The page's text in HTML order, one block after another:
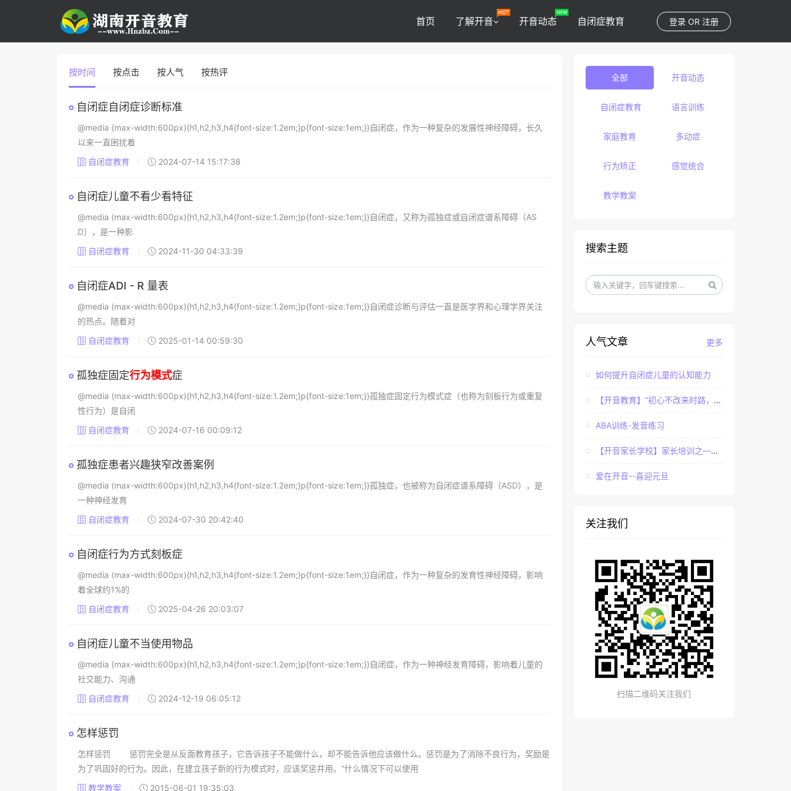
登录 OR 注册
首页 了解开音 开音动态 自闭症教育
按时间 按点击 按人气 按热评
自闭症自闭症诊断标准
@media (max-width:600px){h1,h2,h3,h4{font-size:1.2em;}p{font-size:1em;}}自闭症，作为一种复杂的发展性神经障碍，长久
以来一直困扰着
自闭症教育
2024-07-14 15:17:38
自闭症儿童不看少看特征
@media (max-width:600px){h1,h2,h3,h4{font-size:1.2em;}p{font-size:1em;}}自闭症，又称为孤独症或自闭症谱系障碍（AS
D），是一种影
自闭症教育
2024-11-30 04:33:39
自闭症ADI - R 量表
@media (max-width:600px){h1,h2,h3,h4{font-size:1.2em;}p{font-size:1em;}}自闭症诊断与评估一直是医学界和心理学界关注
的热点。随着对
自闭症教育
2025-01-14 00:59:30
孤独症固定行为模式症
@media (max-width:600px){h1,h2,h3,h4{font-size:1.2em;}p{font-size:1em;}}孤独症固定行为模式症（也称为刻板行为或重复
性行为）是自闭
自闭症教育
2024-07-16 00:09:12
孤独症患者兴趣狭窄改善案例
@media (max-width:600px){h1,h2,h3,h4{font-size:1.2em;}p{font-size:1em;}}孤独症，也被称为自闭症谱系障碍（ASD），是
一种神经发育
自闭症教育
2024-07-30 20:42:40
自闭症行为方式刻板症
@media (max-width:600px){h1,h2,h3,h4{font-size:1.2em;}p{font-size:1em;}}自闭症，作为一种复杂的发育性神经障碍，影响
着全球约1%的
自闭症教育
2025-04-26 20:03:07
自闭症儿童不当使用物品
@media (max-width:600px){h1,h2,h3,h4{font-size:1.2em;}p{font-size:1em;}}自闭症，作为一种神经发育障碍，影响着儿童的
社交能力、沟通
自闭症教育
2024-12-19 06:05:12
怎样惩罚
怎样惩罚 惩罚完全是从反面教育孩子，它告诉孩子不能做什么，却不能告诉他应该做什么。惩罚是为了消除不良行为，奖励是
为了巩固好的行为。因此，在建立孩子新的行为模式时，应该奖惩并用。“什么情况下可以使用
教学教案
2015-06-01 19:35:03
全部 开音动态
自闭症教育 语言训练
家庭教育 多动症
行为矫正 感觉统合
教学教案
搜索主题
更多
人气文章
如何提升自闭症儿童的认知能力
【开音教育】“初心不改来时路，牢记使命永担当”——...
ABA训练-发音练习
【开音家长学校】家长培训之——亲子课程中家长如何辅...
爱在开音--喜迎元旦
关注我们
扫描二维码关注我们